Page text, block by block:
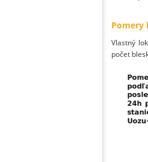
Pomery
Vlastný
počet